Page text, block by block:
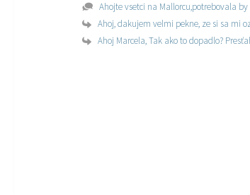
Ahojte vsetci na Mallorcu,potrebovala
Ahoj, dakujem velmi pekne, ze si sa mi
Ahoj Marcela, Tak ako to dopadlo?